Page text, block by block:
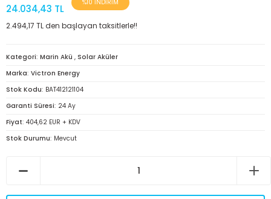
24.034,43 TL
%10 İNDİRİM
2.494,17 TL den başlayan taksitlerle!!
Kategori Marin Akü , Solar Aküler
Marka Victron Energy
Stok Kodu BAT412121104
Garanti Süresi 24 Ay
Fiyat 404,62 EUR + KDV
Stok Durumu Mevcut